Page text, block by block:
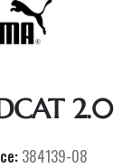
2.0
384139-08